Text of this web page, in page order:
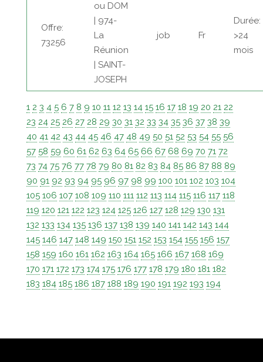
Offre:
73256
ou DOM
| 974-
La
Réunion
| SAINT-
JOSEPH
job Fr
Durée:
>24
mois
1 2 3 4 5 6 7 8 9 10 11 12 13 14 15 16 17 18 19 20 21 22
23 24 25 26 27 28 29 30 31 32 33 34 35 36 37 38 39
40 41 42 43 44 45 46 47 48 49 50 51 52 53 54 55 56
57 58 59 60 61 62 63 64 65 66 67 68 69 70 71 72
73 74 75 76 77 78 79 80 81 82 83 84 85 86 87 88 89
90 91 92 93 94 95 96 97 98 99 100 101 102 103 104
105 106 107 108 109 110 111 112 113 114 115 116 117 118
119 120 121 122 123 124 125 126 127 128 129 130 131
132 133 134 135 136 137 138 139 140 141 142 143 144
145 146 147 148 149 150 151 152 153 154 155 156 157
158 159 160 161 162 163 164 165 166 167 168 169
170 171 172 173 174 175 176 177 178 179 180 181 182
183 184 185 186 187 188 189 190 191 192 193 194